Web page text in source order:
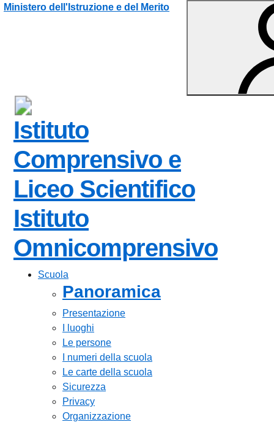
Vai ai contenuti
Vai al menu di navigazione
Vai al footer
Ministero dell'Istruzione e del Merito
Istituto
Comprensivo e
Liceo Scientifico
Istituto
Omnicomprensivo
Scuola
Panoramica
Presentazione
I luoghi
Le persone
I numeri della scuola
Le carte della scuola
Sicurezza
Privacy
Organizzazione